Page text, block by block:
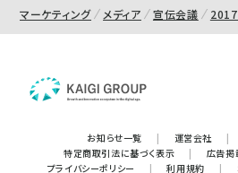
マーケティング メディア 宣伝会議
お知らせ一覧 | 運営会社 |
特定商取引法に基づく表示
| 広告掲
プライバシーポリシー
| 利用規約 |